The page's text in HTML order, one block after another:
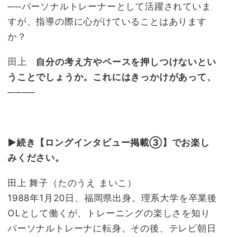
──パーソナルトレーナーとして活躍されていま
すが、指導の際に心がけていることはあります
か？
田上
自分の考え方やペースを押しつけないとい
うことでしょうか。これにはきっかけがあって、
────
▶続き【ロングインタビュー掲載③】でお楽し
みください。
田上 舞子（たのうえ まいこ）
1988年1月20日、福岡県出身。理系大学を卒業後
OLとして働くが、トレーニングの楽しさを知り
パーソナルトレーナに転身。その後、テレビ朝日